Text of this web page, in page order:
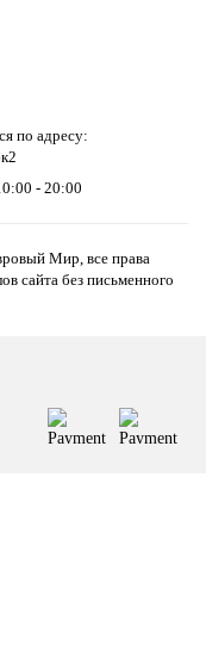
по адресу:
- 20:00
Мир, все права
сайта без письменного